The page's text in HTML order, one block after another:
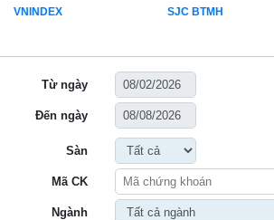
VNINDEX SJC BTMH
Từ ngày
Đến ngày
Sàn
Mã CK
Ngành